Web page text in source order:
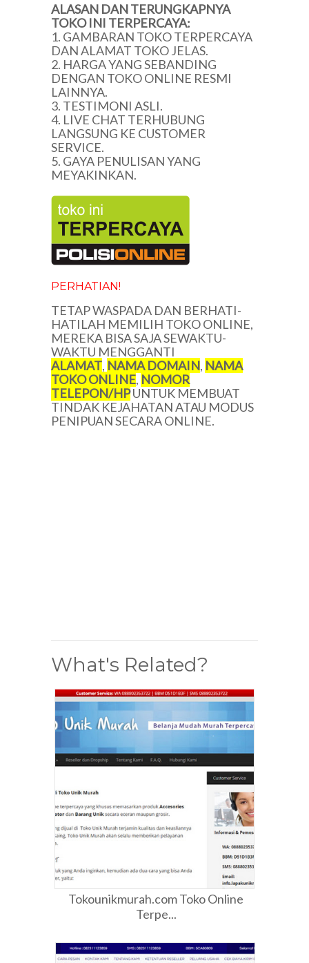
ALASAN DAN TERUNGKAPNYA
TOKO INI TERPERCAYA:
1. GAMBARAN TOKO TERPERCAYA
DAN ALAMAT TOKO JELAS.
2. HARGA YANG SEBANDING
DENGAN TOKO ONLINE RESMI
LAINNYA.
3. TESTIMONI ASLI.
4. LIVE CHAT TERHUBUNG
LANGSUNG KE CUSTOMER
SERVICE.
5. GAYA PENULISAN YANG
MEYAKINKAN.
PERHATIAN!
TETAP WASPADA DAN BERHATI-
HATILAH MEMILIH TOKO ONLINE,
MEREKA BISA SAJA SEWAKTU-
WAKTU MENGGANTI
ALAMAT, NAMA DOMAIN, NAMA
TOKO ONLINE, NOMOR
TELEPON/HPUNTUK MEMBUAT
TINDAK KEJAHATAN ATAU MODUS
PENIPUAN SECARA ONLINE.
What's Related?
Tokounikmurah.com Toko Online
Terpe...